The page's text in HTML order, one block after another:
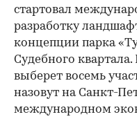
стартовал
разработку
концепции парка
Судебного
выберет восемь
назовут на Санкт-
международном